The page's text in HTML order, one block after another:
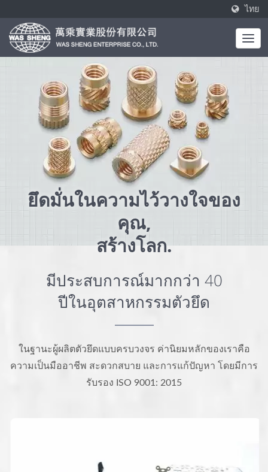
ไทย
ยึดมั่นในความไว้วางใจของ
คุณ,
สร้างโลก.
มีประสบการณ์มากกว่า 40
ปีในอุตสาหกรรมตัวยึด
ในฐานะผู้ผลิตตัวยึดแบบครบวงจร ค่านิยมหลักของเราคือ
ความเป็นมืออาชีพ สะดวกสบาย และการแก้ปัญหา โดยมีการ
รับรอง ISO 9001: 2015